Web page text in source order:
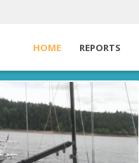
HOME REPORTS